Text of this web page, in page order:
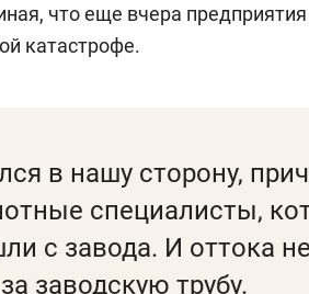
что еще вчера предприятия
катастрофе.
в нашу сторону,
специалисты,
с завода. И оттока
заводскую трубу.